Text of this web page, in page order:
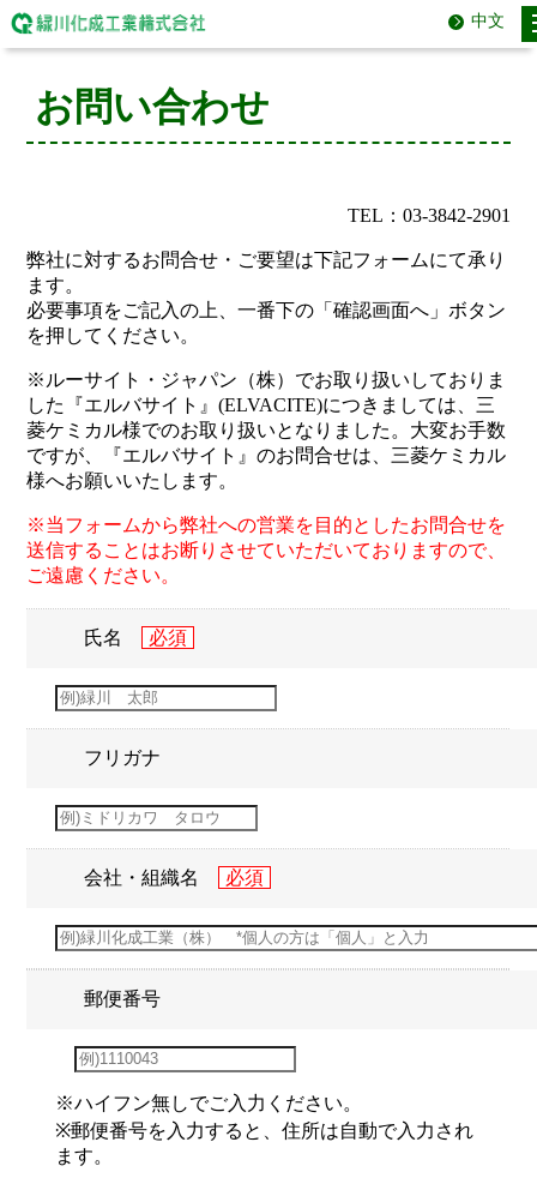
中文
お問い合わせ
TEL：03-3842-2901
弊社に対するお問合せ・ご要望は下記フォームにて承り
ます。
必要事項をご記入の上、一番下の「確認画面へ」ボタン
を押してください。
※ルーサイト・ジャパン（株）でお取り扱いしておりま
した『エルバサイト』(ELVACITE)につきましては、三
菱ケミカル様でのお取り扱いとなりました。大変お手数
ですが、『エルバサイト』のお問合せは、三菱ケミカル
様へお願いいたします。
※当フォームから弊社への営業を目的としたお問合せを
送信することはお断りさせていただいておりますので、
ご遠慮ください。
氏名
フリガナ
会社・組織名
郵便番号
※ハイフン無しでご入力ください。
※郵便番号を入力すると、住所は自動で入力され
ます。